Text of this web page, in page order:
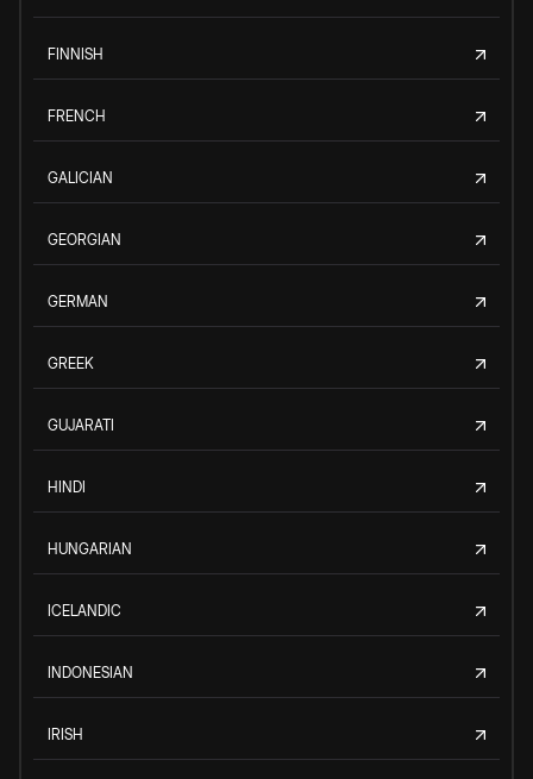
FINNISH
FRENCH
GALICIAN
GEORGIAN
GERMAN
GREEK
GUJARATI
HINDI
HUNGARIAN
ICELANDIC
INDONESIAN
IRISH